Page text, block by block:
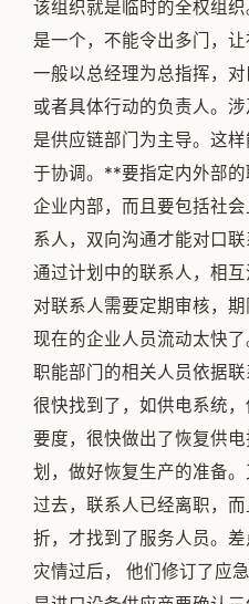
该组织就是临时的全权组
是一个，不能令出多门，
一般以总经理为总指挥，
或者具体行动的负责人。
是供应链部门为主导。这
于协调。**要指定内外部
企业内部，而且要包括社
系人，双向沟通才能对口
通过计划中的联系人，相互
对联系人需要定期审核，
现在的企业人员流动太快
职能部门的相关人员依据
很快找到了，如供电系统
要度，很快做出了恢复供
划，做好恢复生产的准备
过去，联系人已经离职，
折，才找到了服务人员。
灾情过后， 他们修订了应